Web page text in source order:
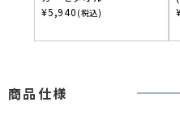
¥5,940 (税込)
商品仕様